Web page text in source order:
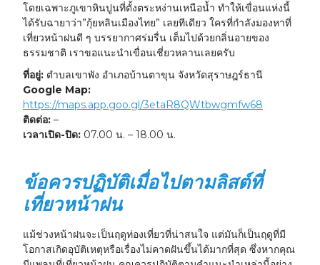
โดยเฉพาะภูเขาหินปูนที่ตั้งตระหง่านเหนือน้ำ ทำให้เขื่อนแห่งนี้
ได้รับฉายาว่า”กุ้ยหลินเมืองไทย” เลยทีเดียว ใครที่กำลังมองหาที่
เที่ยวหน้าฝนดี ๆ บรรยากาศร่มรื่น เต็มไปด้วยกลิ่นอายของ
ธรรมชาติ เราขอแนะนำเขื่อนเชี่ยวหลานเลยครับ
ที่อยู่: ตำบลเขาพัง อำเภอบ้านตาขุน จังหวัดสุราษฎร์ธานี
Google Map:
https://maps.app.goo.gl/3etaR8QWtbwgmfw68
ติดต่อ: –
เวลาเปิด-ปิด: 07.00 น. – 18.00 น.
ข้อควรปฏิบัติเมื่อไปตามลิสต์ที่
เที่ยวหน้าฝน
แม้ช่วงหน้าฝนจะเป็นฤดูท่องเที่ยวที่น่าสนใจ แต่มันก็เป็นฤดูที่มี
โอกาสเกิดอุบัติเหตุหรือเรื่องไม่คาดฝันขึ้นได้มากที่สุด ซึ่งหากคุณ